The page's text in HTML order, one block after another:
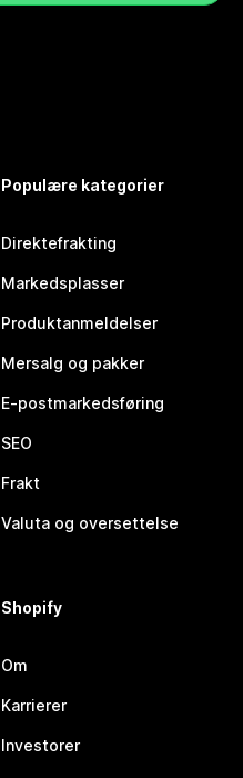
Populære kategorier
Direktefrakting
Markedsplasser
Produktanmeldelser
Mersalg og pakker
E-postmarkedsføring
SEO
Frakt
Valuta og oversettelse
Shopify
Om
Karrierer
Investorer